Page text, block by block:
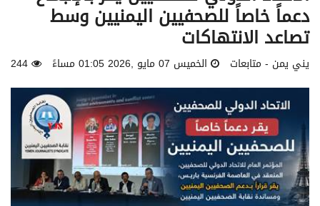
دعماً خاصاً للصحفيين اليمنيين وسط
تصاعد الانتهاكات
يني يمن - متابعات الخميس 07 مايو ,2026 01:05 مساءً 244